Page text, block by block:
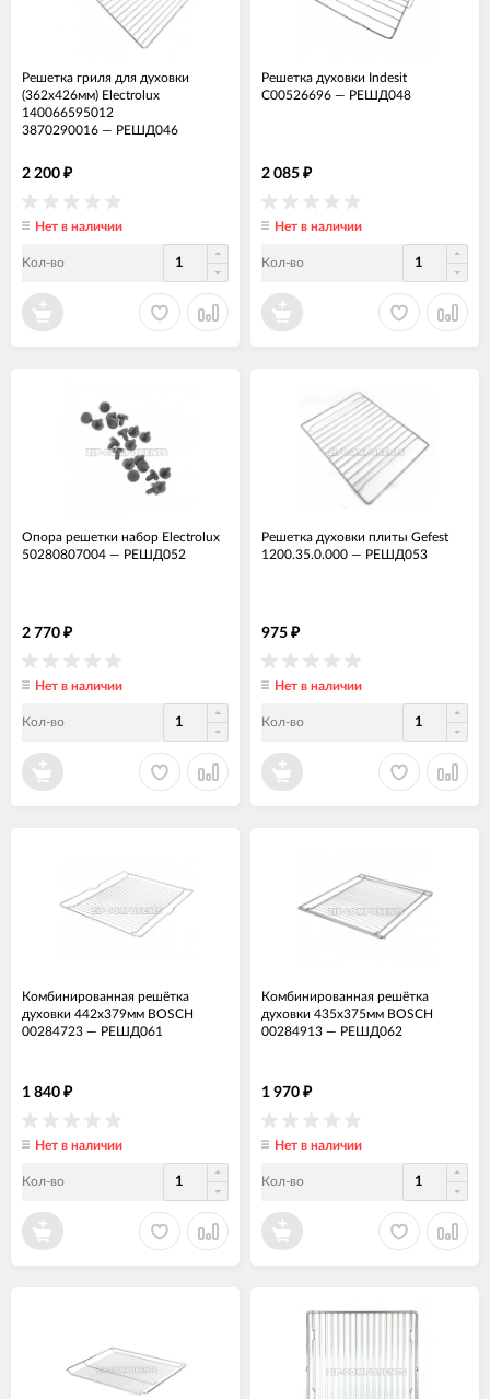
Решетка гриля для духовки
(362x426мм) Electrolux
140066595012
3870290016 — РЕШД046
2 200 ₽
Нет в наличии
Кол-во
Решетка духовки Indesit
C00526696 — РЕШД048
2 085 ₽
Нет в наличии
Кол-во
Опора решетки набор Electrolux
50280807004 — РЕШД052
2 770 ₽
Нет в наличии
Кол-во
Решетка духовки плиты Gefest
1200.35.0.000 — РЕШД053
975 ₽
Нет в наличии
Кол-во
Комбинированная решётка
духовки 442x379мм BOSCH
00284723 — РЕШД061
1 840 ₽
Нет в наличии
Кол-во
Комбинированная решётка
духовки 435x375мм BOSCH
00284913 — РЕШД062
1 970 ₽
Нет в наличии
Кол-во